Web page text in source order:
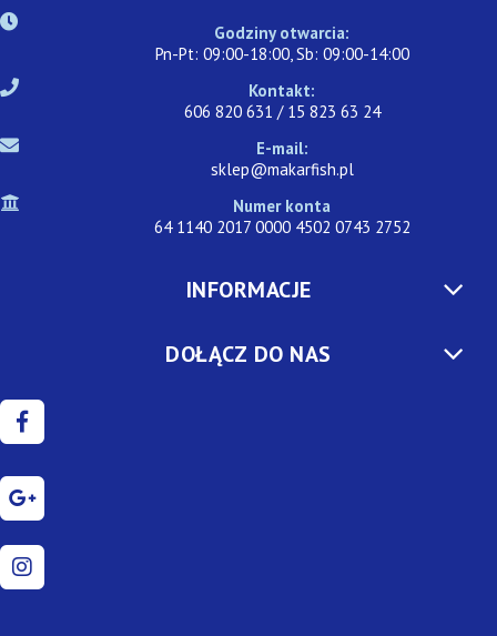
Godziny otwarcia:
Pn-Pt: 09:00-18:00, Sb: 09:00-14:00
Kontakt:
606 820 631 / 15 823 63 24
E-mail:
sklep@makarfish.pl
Numer konta
64 1140 2017 0000 4502 0743 2752
INFORMACJE
DOŁĄCZ DO NAS